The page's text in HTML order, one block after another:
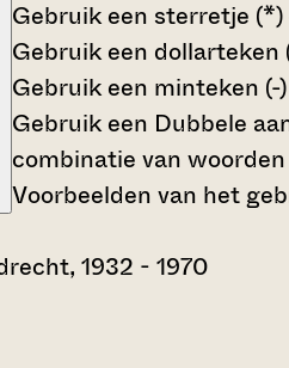
Gebruik een sterretje (*)
Gebruik een dollarteken
Gebruik een minteken (-)
Gebruik een Dubbele
combinatie van
Voorbeelden van het
1932 - 1970